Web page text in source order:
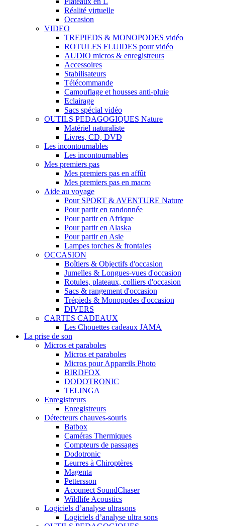
Réalité virtuelle
Occasion
VIDEO
TREPIEDS & MONOPODES vidéo
ROTULES FLUIDES pour vidéo
AUDIO micros & enregistreurs
Accessoires
Stabilisateurs
Télécommande
Camouflage et housses anti-pluie
Eclairage
Sacs spécial vidéo
OUTILS PEDAGOGIQUES Nature
Matériel naturaliste
Livres, CD, DVD
Les incontournables
Les incontournables
Mes premiers pas
Mes premiers pas en affût
Mes premiers pas en macro
Aide au voyage
Pour SPORT & AVENTURE Nature
Pour partir en randonnée
Pour partir en Afrique
Pour partir en Alaska
Pour partir en Asie
Lampes torches & frontales
OCCASION
Boîtiers & Objectifs d'occasion
Jumelles & Longues-vues d'occasion
Rotules, plateaux, colliers d'occasion
Sacs & rangement d'occasion
Trépieds & Monopodes d'occasion
DIVERS
CARTES CADEAUX
Les Chouettes cadeaux JAMA
La prise de son
Micros et paraboles
Micros et paraboles
Micros pour Appareils Photo
BIRDFOX
DODOTRONIC
TELINGA
Enregistreurs
Enregistreurs
Détecteurs chauves-souris
Batbox
Caméras Thermiques
Compteurs de passages
Dodotronic
Leurres à Chiroptères
Magenta
Pettersson
Acounect SoundChaser
Wildlife Acoustics
Logiciels d’analyse ultrasons
Logiciels d’analyse ultra sons